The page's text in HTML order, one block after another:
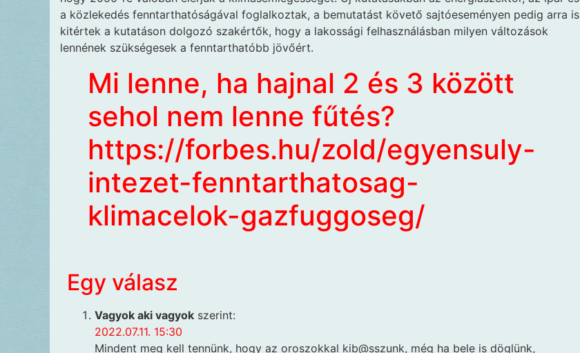
a közlekedés fenntarthatóságával foglalkoztak, a bemutatást követő sajtóeseményen pedig arra is
kitértek a kutatáson dolgozó szakértők, hogy a lakossági felhasználásban milyen változások
lennének szükségesek a fenntarthatóbb jövőért.
Mi lenne, ha hajnal 2 és 3 között
sehol nem lenne fűtés?
https://forbes.hu/zold/egyensuly-
intezet-fenntarthatosag-
klimacelok-gazfuggoseg/
Egy válasz
Vagyok aki vagyok szerint:
2022.07.11. 15:30
Mindent meg kell tennünk, hogy az oroszokkal kib@sszunk, még ha bele is döglünk,